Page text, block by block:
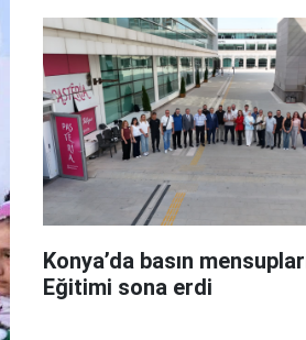
Konya’da basın
Eğitimi sona erdi